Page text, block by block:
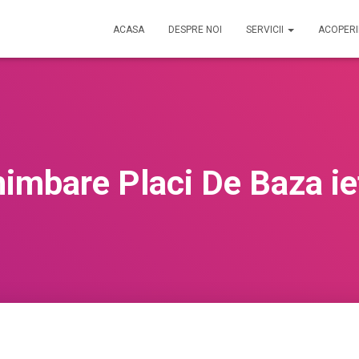
ACASA DESPRE NOI SERVICII
Placi De Baza